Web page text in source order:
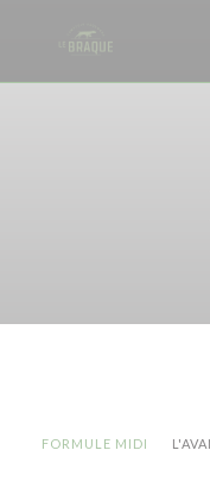
FORMULE MIDI